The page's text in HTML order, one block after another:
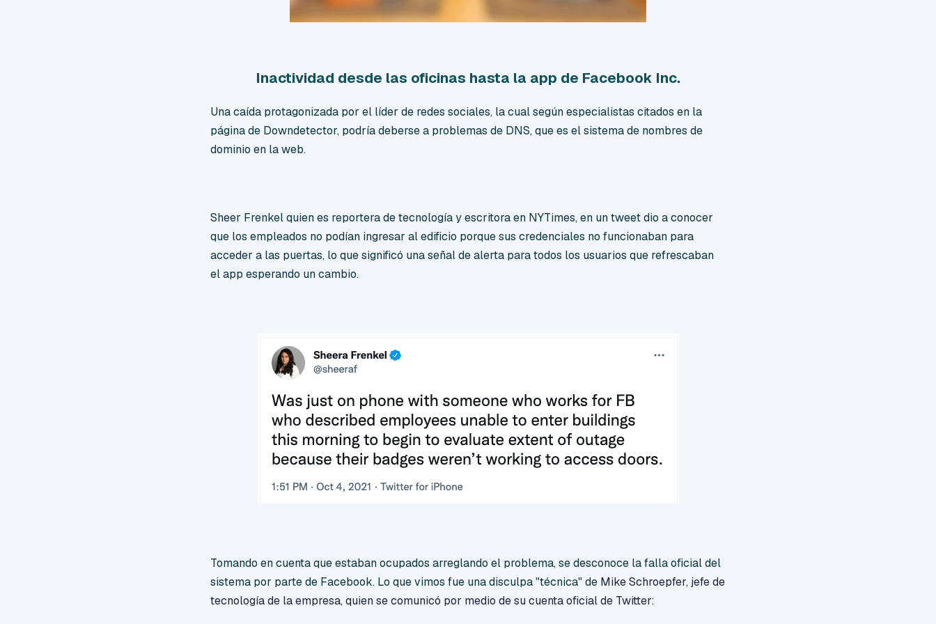
Inactividad desde las oficinas hasta la app de Facebook Inc.
Una caída protagonizada por el líder de redes sociales, la cual según especialistas citados en la
página de Downdetector, podría deberse a problemas de DNS, que es el sistema de nombres de
dominio en la web.
Sheer Frenkel quien es reportera de tecnología y escritora en NYTimes, en un tweet dio a conocer
que los empleados no podían ingresar al edificio porque sus credenciales no funcionaban para
acceder a las puertas, lo que significó una señal de alerta para todos los usuarios que refrescaban
el app esperando un cambio.
Tomando en cuenta que estaban ocupados arreglando el problema, se desconoce la falla oficial del
sistema por parte de Facebook. Lo que vimos fue una disculpa "técnica" de Mike Schroepfer, jefe de
tecnología de la empresa, quien se comunicó por medio de su cuenta oficial de Twitter: